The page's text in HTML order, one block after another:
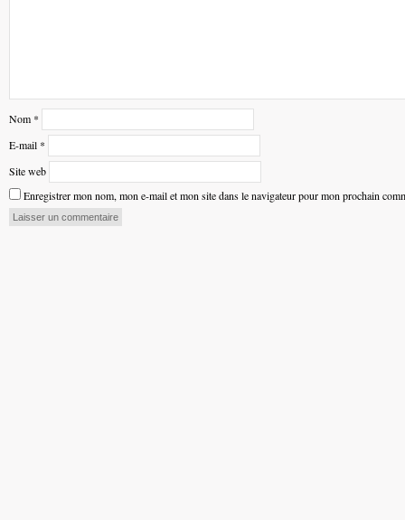
Nom *
E-mail *
Site web
Enregistrer mon nom, mon e-mail et mon site dans le navigateur pour mon prochain